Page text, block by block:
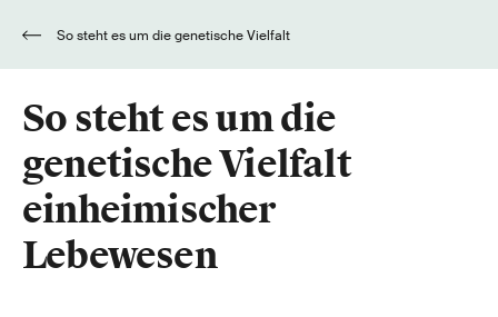
So steht es um die
genetische Vielfalt
einheimischer
Lebewesen